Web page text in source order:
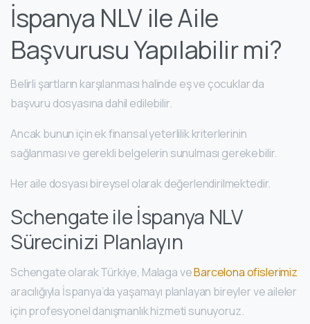
İspanya NLV ile Aile
Başvurusu Yapılabilir mi?
Belirli şartların karşılanması halinde eş ve çocuklar da
başvuru dosyasına dahil edilebilir.
Ancak bunun için ek finansal yeterlilik kriterlerinin
sağlanması ve gerekli belgelerin sunulması gerekebilir.
Her aile dosyası bireysel olarak değerlendirilmektedir.
Schengate ile İspanya NLV
Sürecinizi Planlayın
Schengate olarak Türkiye, Malaga veBarcelona ofislerimiz
aracılığıyla İspanya’da yaşamayı planlayan bireyler ve aileler
için profesyonel danışmanlık hizmeti sunuyoruz.